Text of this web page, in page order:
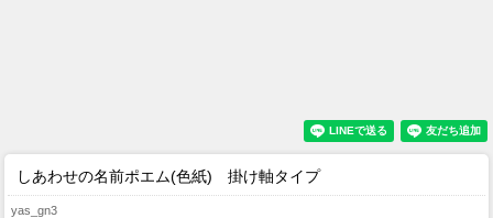
しあわせの名前ポエム(色紙) 掛け軸タイプ
yas_gn3